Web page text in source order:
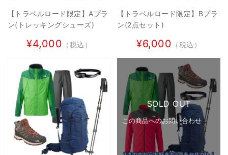
【トラベルロード限定】Aプラ
ン(トレッキングシューズ)
¥4,000 （税込）
【トラベルロード限定】Bプラ
ン(2点セット)
¥6,000 （税込）
SOLD OUT
この商品へのお問い合わせ